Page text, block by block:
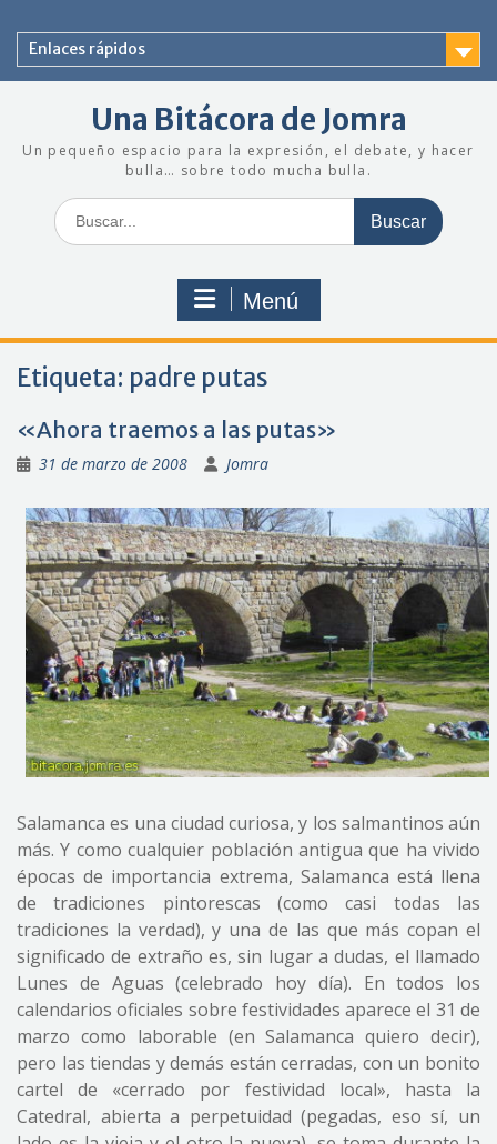
contenido
Enlaces rápidos
Una Bitácora de Jomra
Un pequeño espacio para la expresión, el debate, y hacer
bulla… sobre todo mucha bulla.
Buscar:
Menú
Etiqueta: padre putas
«Ahora traemos a las putas»
31 de marzo de 2008 Jomra
Salamanca es una ciudad curiosa, y los salmantinos aún
más. Y como cualquier población antigua que ha vivido
épocas de importancia extrema, Salamanca está llena
de tradiciones pintorescas (como casi todas las
tradiciones la verdad), y una de las que más copan el
significado de extraño es, sin lugar a dudas, el llamado
Lunes de Aguas (celebrado hoy día). En todos los
calendarios oficiales sobre festividades aparece el 31 de
marzo como laborable (en Salamanca quiero decir),
pero las tiendas y demás están cerradas, con un bonito
cartel de «cerrado por festividad local», hasta la
Catedral, abierta a perpetuidad (pegadas, eso sí, un